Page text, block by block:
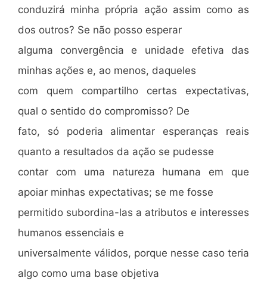
conduzirá minha própria ação assim como as
dos outros? Se não posso esperar
alguma convergência e unidade efetiva das
minhas ações e, ao menos, daqueles
com quem compartilho certas expectativas,
qual o sentido do compromisso? De
fato, só poderia alimentar esperanças reais
quanto a resultados da ação se pudesse
contar com uma natureza humana em que
apoiar minhas expectativas; se me fosse
permitido subordina-las a atributos e interesses
humanos essenciais e
universalmente válidos, porque nesse caso teria
algo como uma base objetiva